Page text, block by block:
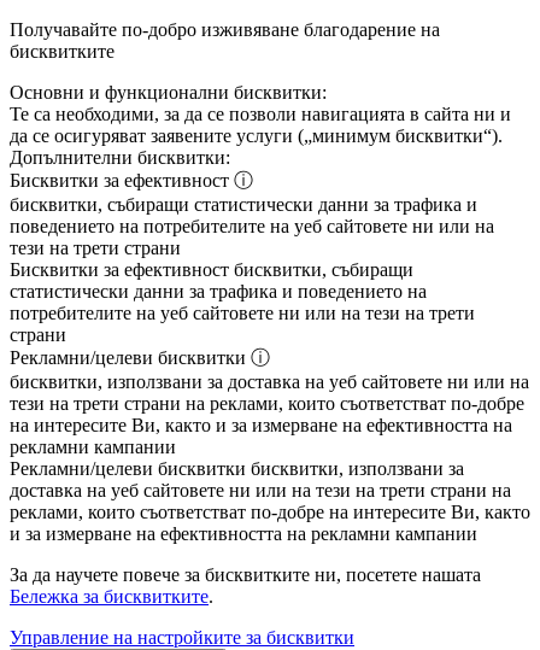
Получавайте по-добро изживяване благодарение на
бисквитките
Основни и функционални бисквитки:
Те са необходими, за да се позволи навигацията в сайта ни и
да се осигуряват заявените услуги („минимум бисквитки“).
Допълнителни бисквитки:
Бисквитки за ефективност ⓘ
бисквитки, събиращи статистически данни за трафика и
поведението на потребителите на уеб сайтовете ни или на
тези на трети страни
Бисквитки за ефективност бисквитки, събиращи
статистически данни за трафика и поведението на
потребителите на уеб сайтовете ни или на тези на трети
страни
Рекламни/целеви бисквитки ⓘ
бисквитки, използвани за доставка на уеб сайтовете ни или на
тези на трети страни на реклами, които съответстват по-добре
на интересите Ви, както и за измерване на ефективността на
рекламни кампании
Рекламни/целеви бисквитки бисквитки, използвани за
доставка на уеб сайтовете ни или на тези на трети страни на
реклами, които съответстват по-добре на интересите Ви, както
и за измерване на ефективността на рекламни кампании
За да научете повече за бисквитките ни, посетете нашата
Бележка за бисквитките.
Управление на настройките за бисквитки